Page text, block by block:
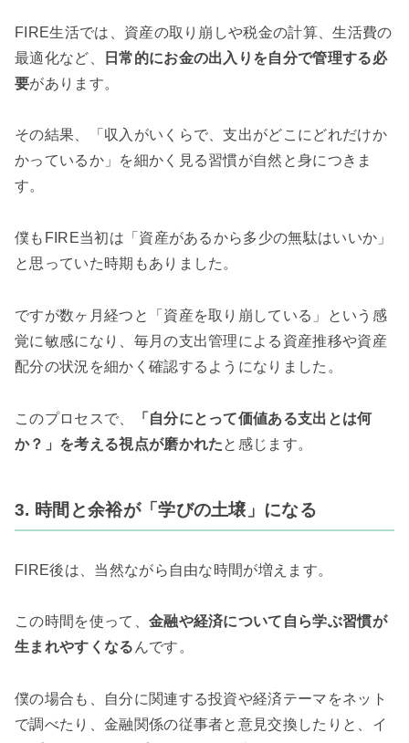
FIRE生活では、資産の取り崩しや税金の計算、生活費の
最適化など、
日常的にお金の出入りを自分で管理する必
要があります。
その結果、「収入がいくらで、支出がどこにどれだけか
かっているか」を細かく見る習慣が自然と身につきま
す。
僕もFIRE当初は「資産があるから多少の無駄はいいか」
と思っていた時期もありました。
ですが数ヶ月経つと「資産を取り崩している」という感
覚に敏感になり、毎月の支出管理による資産推移や資産
配分の状況を細かく確認するようになりました。
このプロセスで、
「自分にとって価値ある支出とは何
か？」を考える視点が磨かれたと感じます。
3. 時間と余裕が「学びの土壌」になる
FIRE後は、当然ながら自由な時間が増えます。
この時間を使って、 金融や経済について自ら学ぶ習慣が
生まれやすくなるんです。
僕の場合も、自分に関連する投資や経済テーマをネット
で調べたり、金融関係の従事者と意見交換したりと、 イ